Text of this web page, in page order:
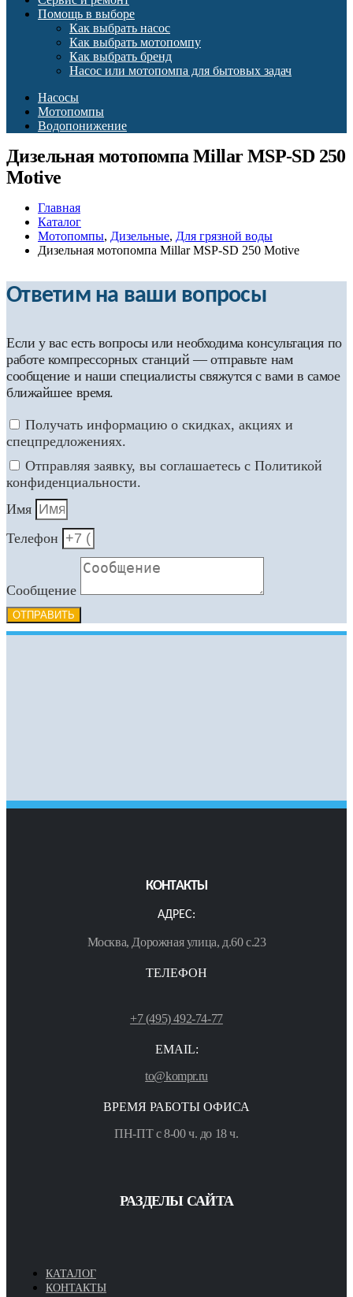
Помощь в выборе
Как выбрать насос
Как выбрать мотопомпу
Как выбрать бренд
Насос или мотопомпа для бытовых задач
Насосы
Мотопомпы
Водопонижение
Дизельная мотопомпа Millar MSP-SD 250
Motive
Главная
Каталог
Мотопомпы, Дизельные, Для грязной воды
Дизельная мотопомпа Millar MSP-SD 250 Motive
Ответим на ваши вопросы
Если у вас есть вопросы или необходима консультация по
работе компрессорных станций — отправьте нам
сообщение и наши специалисты свяжутся с вами в самое
ближайшее время.
Получать информацию о скидках, акциях и
спецпредложениях.
Отправляя заявку, вы соглашаетесь с Политикой
конфиденциальности.
Имя
Телефон
Сообщение
ОТПРАВИТЬ
КОНТАКТЫ
АДРЕС:
Москва, Дорожная улица, д.60 с.23
ТЕЛЕФОН
+7 (495) 492-74-77
EMAIL:
to@kompr.ru
ВРЕМЯ РАБОТЫ ОФИСА
ПН-ПТ с 8-00 ч. до 18 ч.
РАЗДЕЛЫ САЙТА
КАТАЛОГ
КОНТАКТЫ